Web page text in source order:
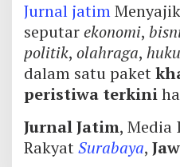
Jurnal jatim
seputarekonomi,
politik, olahraga,
dalam satu paket
peristiwa terkini
Jurnal Jatim, Media
RakyatSurabaya,